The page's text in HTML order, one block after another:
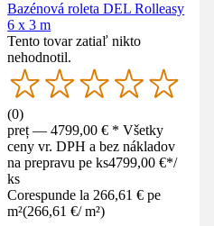
Bazénová roleta DEL Rolleasy
6 x 3 m
Tento tovar zatiaľ nikto
nehodnotil.
(0)
preț — 4799,00 € * Všetky
ceny vr. DPH a bez nákladov
na prepravu pe ks4799,00 €*/
ks
Corespunde la 266,61 € pe
m²(266,61 €/ m²)